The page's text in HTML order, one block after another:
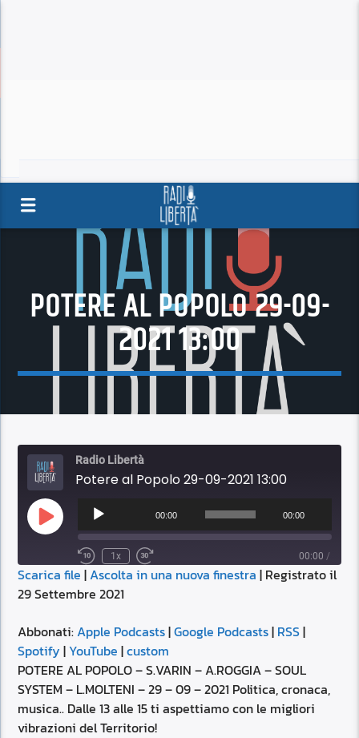
POTERE AL POPOLO 29-09-
2021 13:00
Radio Libertà
Potere al Popolo 29-09-2021 13:00
Play
Episode
Audio
Player
00:00 00:00
1x 00:00 /
SUBSCRIBE SHARE
Apple Podcasts
YouTube
RSS FEED
SHARE
LINK
EMBED
Scarica file |Ascolta in una nuova finestra | Registrato il
29 Settembre 2021
Abbonati:Apple Podcasts|Google Podcasts| RSS|
Spotify | YouTube |custom
POTERE AL POPOLO – S.VARIN – A.ROGGIA – SOUL
SYSTEM – L.MOLTENI – 29 – 09 – 2021 Politica, cronaca,
musica.. Dalle 13 alle 15 ti aspettiamo con le migliori
vibrazioni del Territorio!